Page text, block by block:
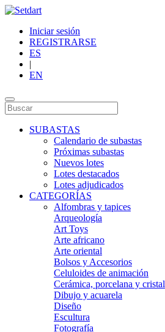
Iniciar sesión
REGISTRARSE
ES
|
EN
SUBASTAS
Calendario de subastas
Próximas subastas
Nuevos lotes
Lotes destacados
Lotes adjudicados
CATEGORÍAS
Alfombras y tapices
Arqueología
Art Toys
Arte africano
Arte oriental
Bolsos y Accesorios
Celuloides de animación
Cerámica, porcelana y cristal
Dibujo y acuarela
Diseño
Escultura
Fotografía